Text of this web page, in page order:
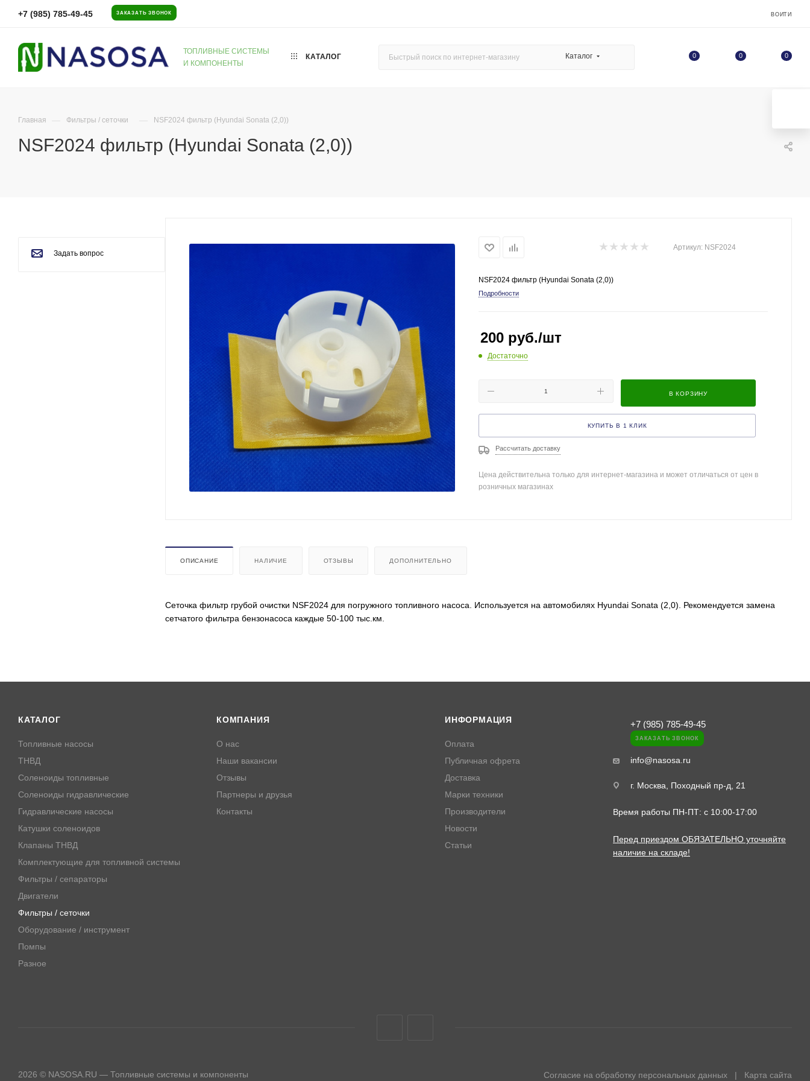
+7 (985) 785-49-45 ЗАКАЗАТЬ ЗВОНОК ВОЙТИ
ТОПЛИВНЫЕ СИСТЕМЫ
И КОМПОНЕНТЫ
КАТАЛОГ Каталог 0 0 0
Главная — Фильтры / сеточки — NSF2024 фильтр (Hyundai Sonata (2,0))
NSF2024 фильтр (Hyundai Sonata (2,0))
Артикул: NSF2024
NSF2024 фильтр (Hyundai Sonata (2,0))
Подробности
200 руб./шт
Достаточно
В КОРЗИНУ
КУПИТЬ В 1 КЛИК
Рассчитать доставку
Цена действительна только для интернет-магазина и может отличаться от цен в
розничных магазинах
ОПИСАНИЕ НАЛИЧИЕ ОТЗЫВЫ ДОПОЛНИТЕЛЬНО
Сеточка фильтр грубой очистки NSF2024 для погружного топливного насоса. Используется на автомобилях Hyundai Sonata (2,0). Рекомендуется замена
сетчатого фильтра бензонасоса каждые 50-100 тыс.км.
Задать вопрос
КАТАЛОГ
Топливные насосы
ТНВД
Соленоиды топливные
Соленоиды гидравлические
Гидравлические насосы
Катушки соленоидов
Клапаны ТНВД
Комплектующие для топливной системы
Фильтры / сепараторы
Двигатели
Фильтры / сеточки
Оборудование / инструмент
Помпы
Разное
КОМПАНИЯ
О нас
Наши вакансии
Отзывы
Партнеры и друзья
Контакты
ИНФОРМАЦИЯ
Оплата
Публичная офрета
Доставка
Марки техники
Производители
Новости
Статьи
+7 (985) 785-49-45
ЗАКАЗАТЬ ЗВОНОК
info@nasosa.ru
г. Москва, Походный пр-д, 21
Время работы ПН-ПТ: с 10:00-17:00
Перед приездом ОБЯЗАТЕЛЬНО уточняйте
наличие на складе!
Согласие на обработку персональных данных | Карта сайта
2026 © NASOSA.RU — Топливные системы и компоненты